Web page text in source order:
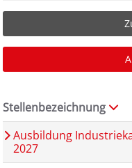
Stellenbezeichnung
Ausbildung
2027